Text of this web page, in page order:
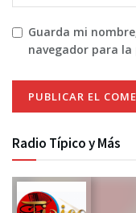
Guarda mi
navegador para
Radio Típico y Más